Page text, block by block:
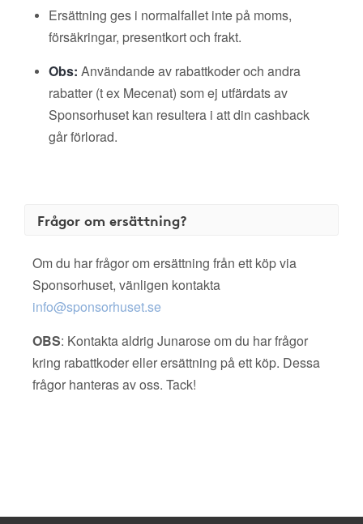
Ersättning ges i normalfallet inte på moms,
försäkringar, presentkort och frakt.
Obs: Användande av rabattkoder och andra
rabatter (t ex Mecenat) som ej utfärdats av
Sponsorhuset kan resultera i att din cashback
går förlorad.
Frågor om ersättning?
Om du har frågor om ersättning från ett köp via
Sponsorhuset, vänligen kontakta
info@sponsorhuset.se
OBS: Kontakta aldrig Junarose om du har frågor
kring rabattkoder eller ersättning på ett köp. Dessa
frågor hanteras av oss. Tack!